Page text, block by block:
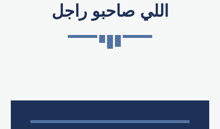
اللي صاحبو راجل